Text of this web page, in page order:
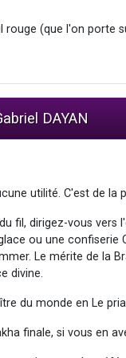
rouge (que l'on porte
DAYAN
utilité. C'est de la
fil, dirigez-vous vers
ou une confiserie
Le mérite de la
divine.
du monde en Le
finale, si vous en